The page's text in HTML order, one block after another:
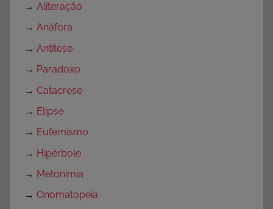
→ Aliteração
→ Anáfora
→ Antítese
→ Paradoxo
→ Catacrese
→ Elipse
→ Eufemismo
→ Hipérbole
→ Metonímia
→ Onomatopeia